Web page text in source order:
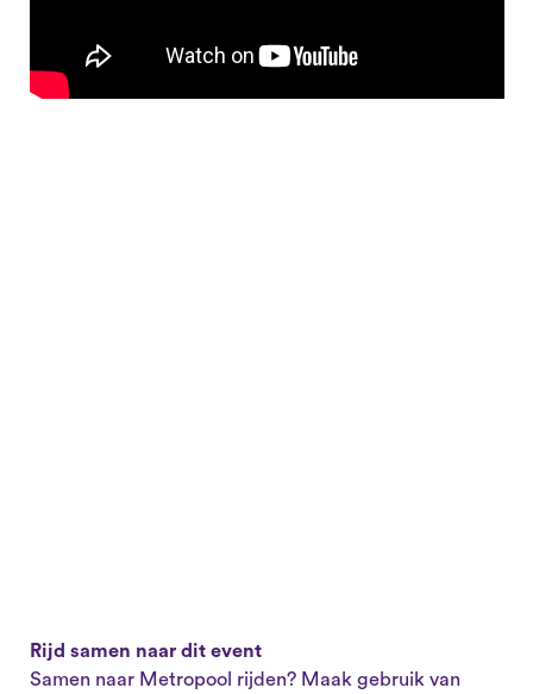
Rijd samen naar dit event
Samen naar Metropool rijden? Maak gebruik van